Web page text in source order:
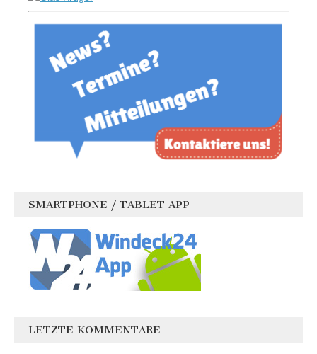
SMARTPHONE / TABLET APP
LETZTE KOMMENTARE